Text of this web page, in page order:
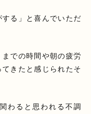
る」と喜んでいただ
での時間や朝の疲労
きたと感じられたそ
わると思われる不調